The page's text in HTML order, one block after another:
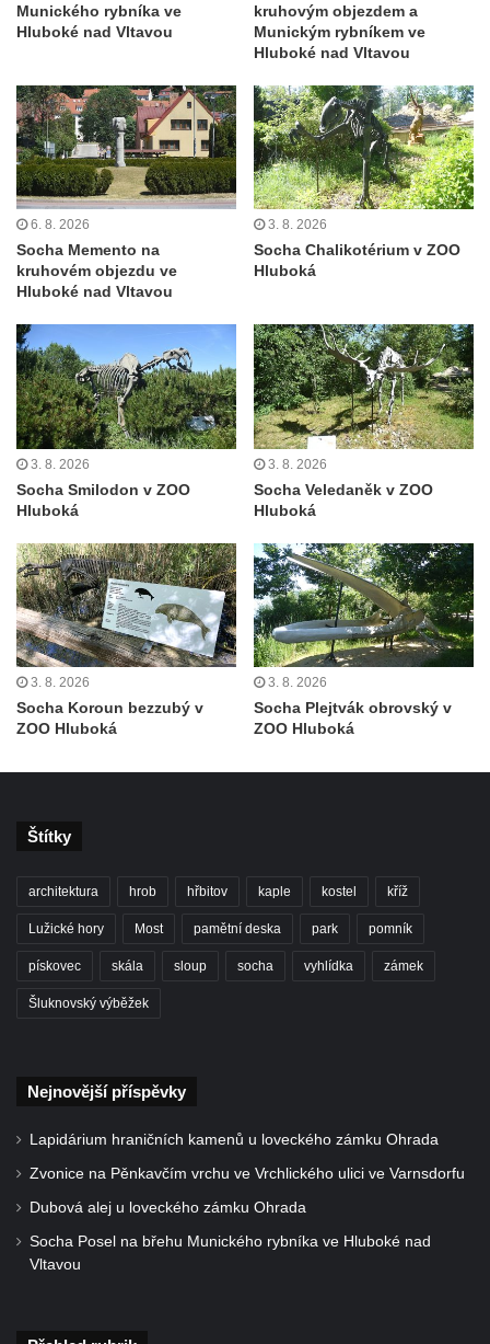
Socha Atlet v ZOO Leipzig
Busta Karla Maxe Schneidera v ZOO
Leipzig
Socha Iásón v ZOO Leipzig
Socha Mladý slon v ZOO Leipzig
Socha Býk v ZOO Dresden
Socha Uprchlý otrok bojuje s divokým psem
v ZOO Dresden
Socha Faun s medvíďaty v ZOO Dresden
Socha divokého prasete před vstupem do
ZOO Dresden
Socha světce severně od Lužce nad
Vltavou
– Hořín u Lužce nad Vltavou
Strom svobody a památník 100 let republiky
a 30. výročí listopadu 1989 v Hrobčicích
Boží muka v parku před domem čp. 17 v
Hrobčicích
Sochy „Klaun a dívenka“ v parku v centru
Račicích
Povodňový sloup II. v Dobříni
Povodňový sloup I. v Dobříni
Oparnu
Socha svaté Anny u domu čp. 3 v Oparnu
Lavička Václava Havla v Pardubicích
Lavička Václava Havla v Novém Boru
Lavička Václava Havla v Krásné Lípě
Upoutávka JduHřebenovkou u parkoviště
Munického rybníka ve
Hluboké nad Vltavou
kruhovým objezdem a
Munickým rybníkem ve
Hluboké nad Vltavou
6. 8. 2026
Socha Memento na
kruhovém objezdu ve
Hluboké nad Vltavou
3. 8. 2026
Socha Chalikotérium v ZOO
Hluboká
3. 8. 2026
Socha Smilodon v ZOO
Hluboká
3. 8. 2026
Socha Veledaněk v ZOO
Hluboká
3. 8. 2026
Socha Koroun bezzubý v
ZOO Hluboká
3. 8. 2026
Socha Plejtvák obrovský v
ZOO Hluboká
Štítky
architektura hrob hřbitov kaple kostel kříž
Lužické hory Most pamětní deska park pomník
pískovec skála sloup socha vyhlídka zámek
Šluknovský výběžek
Nejnovější příspěvky
Lapidárium hraničních kamenů u loveckého zámku Ohrada
Zvonice na Pěnkavčím vrchu ve Vrchlického ulici ve Varnsdorfu
Dubová alej u loveckého zámku Ohrada
Socha Posel na břehu Munického rybníka ve Hluboké nad
Vltavou